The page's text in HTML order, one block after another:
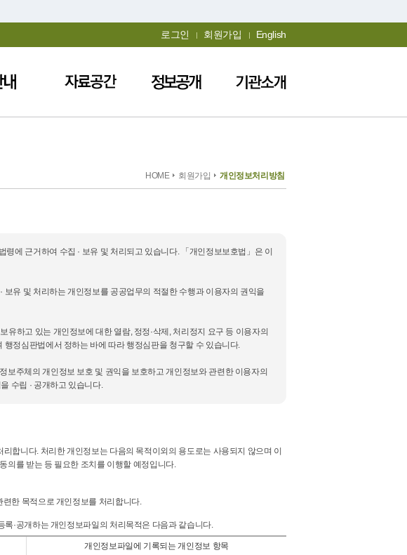
로그인 회원가입 English
HOME 회원가입 개인정보처리방침
령에 근거하여 수집 · 보유 및 처리되고 있습니다. 「개인정보보호법」은 이
보유 및 처리하는 개인정보를 공공업무의 적절한 수행과 이용자의 권익을
유하고 있는 개인정보에 대한 열람, 정정·삭제, 처리정지 요구 등 이용자의
정심판법에서 정하는 바에 따라 행정심판을 청구할 수 있습니다.
보주체의 개인정보 보호 및 권익을 보호하고 개인정보와 관련한 이용자의
수립 · 공개하고 있습니다.
합니다. 처리한 개인정보는 다음의 목적이외의 용도로는 사용되지 않으며 이
의를 받는 등 필요한 조치를 이행할 예정입니다.
한 목적으로 개인정보를 처리합니다.
·공개하는 개인정보파일의 처리목적은 다음과 같습니다.
개인정보파일에 기록되는 개인정보 항목